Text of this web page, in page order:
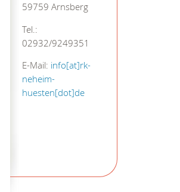
59759 Arnsberg
Tel.:
02932/9249351
E-Mail: info[at]rk-
neheim-
huesten[dot]de